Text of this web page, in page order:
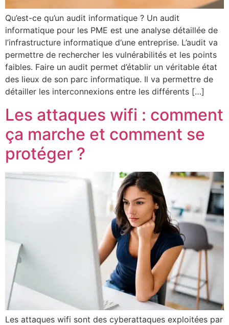
Qu’est-ce qu’un audit informatique ? Un audit
informatique pour les PME est une analyse détaillée de
l’infrastructure informatique d‘une entreprise. L’audit va
permettre de rechercher les vulnérabilités et les points
faibles. Faire un audit permet d’établir un véritable état
des lieux de son parc informatique. Il va permettre de
détailler les interconnexions entre les différents […]
Les attaques wifi : comment
ça marche et comment se
protéger ?
Les attaques wifi sont des cyberattaques exploitées par